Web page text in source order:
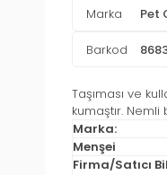
Marka Pet
Barkod
Taşıması ve
kumaştır. Nemli
Marka:
Menşei
Firma/Satıcı